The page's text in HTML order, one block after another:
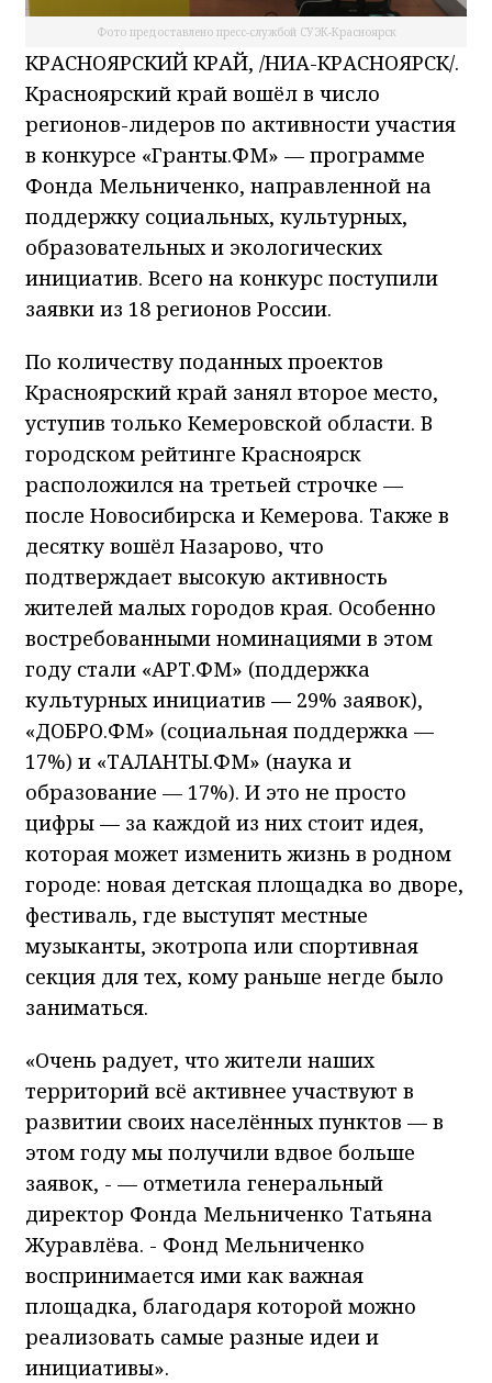
Фото предоставлено пресс-службой СУЭК-Красноярск
КРАСНОЯРСКИЙ КРАЙ, /НИА-КРАСНОЯРСК/.
Красноярский край вошёл в число
регионов-лидеров по активности участия
в конкурсе «Гранты.ФМ» — программе
Фонда Мельниченко, направленной на
поддержку социальных, культурных,
образовательных и экологических
инициатив. Всего на конкурс поступили
заявки из 18 регионов России.
По количеству поданных проектов
Красноярский край занял второе место,
уступив только Кемеровской области. В
городском рейтинге Красноярск
расположился на третьей строчке —
после Новосибирска и Кемерова. Также в
десятку вошёл Назарово, что
подтверждает высокую активность
жителей малых городов края. Особенно
востребованными номинациями в этом
году стали «АРТ.ФМ» (поддержка
культурных инициатив — 29% заявок),
«ДОБРО.ФМ» (социальная поддержка —
17%) и «ТАЛАНТЫ.ФМ» (наука и
образование — 17%). И это не просто
цифры — за каждой из них стоит идея,
которая может изменить жизнь в родном
городе: новая детская площадка во дворе,
фестиваль, где выступят местные
музыканты, экотропа или спортивная
секция для тех, кому раньше негде было
заниматься.
«Очень радует, что жители наших
территорий всё активнее участвуют в
развитии своих населённых пунктов — в
этом году мы получили вдвое больше
заявок, - — отметила генеральный
директор Фонда Мельниченко Татьяна
Журавлёва. - Фонд Мельниченко
воспринимается ими как важная
площадка, благодаря которой можно
реализовать самые разные идеи и
инициативы».